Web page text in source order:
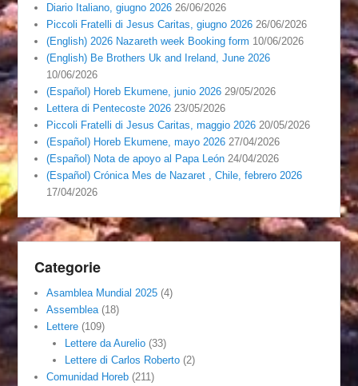
Diario Italiano, giugno 2026 26/06/2026
Piccoli Fratelli di Jesus Caritas, giugno 2026 26/06/2026
(English) 2026 Nazareth week Booking form 10/06/2026
(English) Be Brothers Uk and Ireland, June 2026
10/06/2026
(Español) Horeb Ekumene, junio 2026 29/05/2026
Lettera di Pentecoste 2026 23/05/2026
Piccoli Fratelli di Jesus Caritas, maggio 2026 20/05/2026
(Español) Horeb Ekumene, mayo 2026 27/04/2026
(Español) Nota de apoyo al Papa León 24/04/2026
(Español) Crónica Mes de Nazaret , Chile, febrero 2026
17/04/2026
Categorie
Asamblea Mundial 2025 (4)
Assemblea (18)
Lettere (109)
Lettere da Aurelio(33)
Lettere di Carlos Roberto(2)
Comunidad Horeb (211)